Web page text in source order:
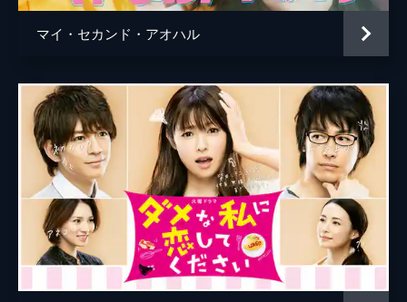
マイ・セカンド・アオハル